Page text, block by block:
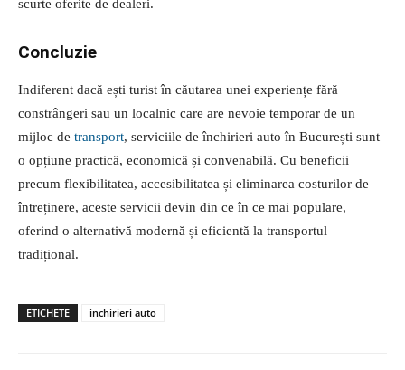
scurte oferite de dealeri.
Concluzie
Indiferent dacă ești turist în căutarea unei experiențe fără
constrângeri sau un localnic care are nevoie temporar de un
mijloc de transport, serviciile de închirieri auto în București sunt
o opțiune practică, economică și convenabilă. Cu beneficii
precum flexibilitatea, accesibilitatea și eliminarea costurilor de
întreținere, aceste servicii devin din ce în ce mai populare,
oferind o alternativă modernă și eficientă la transportul
tradițional.
ETICHETE inchirieri auto